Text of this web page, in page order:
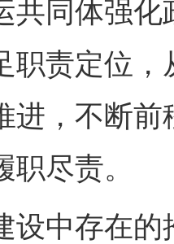
同体强化
职责定位
进，不断
尽责。
中存在的